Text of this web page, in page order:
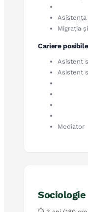
Migrația
Cariere posibile
Asistent
Asistent
Mediator
Sociologie